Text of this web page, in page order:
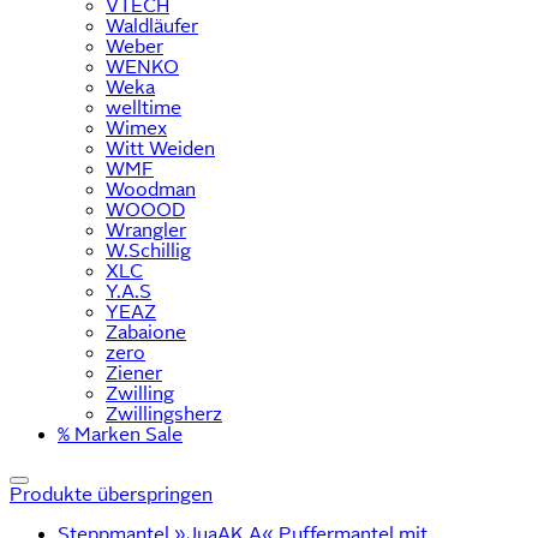
VTECH
Waldläufer
Weber
WENKO
Weka
welltime
Wimex
Witt Weiden
WMF
Woodman
WOOOD
Wrangler
W.Schillig
XLC
Y.A.S
YEAZ
Zabaione
zero
Ziener
Zwilling
Zwillingsherz
% Marken Sale
Produkte überspringen
Steppmantel »JuaAK A« Puffermantel mit